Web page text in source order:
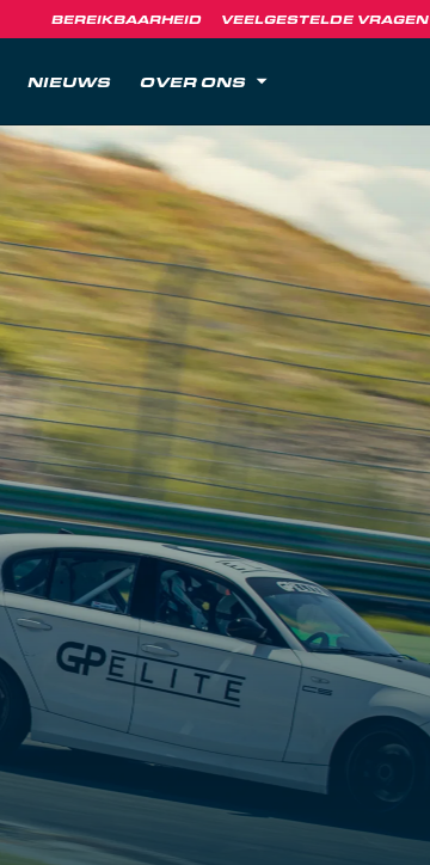
BEREIKBAARHEID VEELGESTELDE VRAGEN
NIEUWS OVER ONS